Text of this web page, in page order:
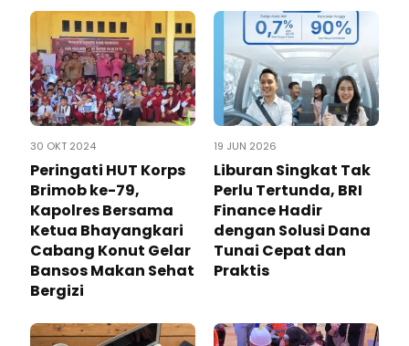
30 OKT 2024
Peringati HUT Korps
Brimob ke-79,
Kapolres Bersama
Ketua Bhayangkari
Cabang Konut Gelar
Bansos Makan Sehat
Bergizi
19 JUN 2026
Liburan Singkat Tak
Perlu Tertunda, BRI
Finance Hadir
dengan Solusi Dana
Tunai Cepat dan
Praktis